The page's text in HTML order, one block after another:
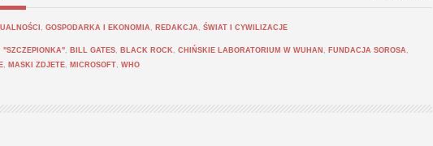
, GOSPODARKA I EKONOMIA , REDAKCJA , ŚWIAT I CYWILIZACJE
"SZCZEPIONKA", BILL GATES, BLACK ROCK , CHIŃSKIE LABORATORIUM W WUHAN , FUNDACJA SOROSA ,
, MASKI ZDJETE, MICROSOFT, WHO